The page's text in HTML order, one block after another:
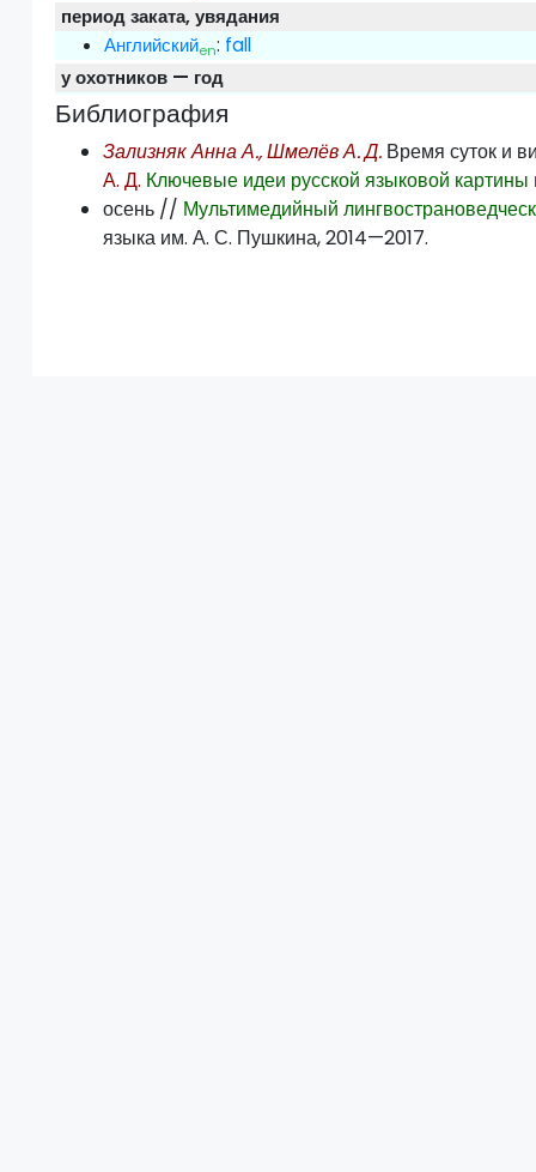
период заката, увядания
Английскийen: fall
у охотников — год
Библиография
Зализняк Анна А., Шмелёв А. Д. Время суток и
А. Д. Ключевые идеи русской языковой
осень // Мультимедийный
языка им. А. С. Пушкина, 2014—2017.